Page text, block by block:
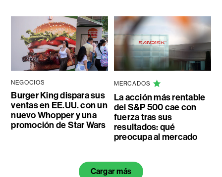
NEGOCIOS
Burger King dispara sus
ventas en EE.UU. con un
nuevo Whopper y una
promoción de Star Wars
MERCADOS
La acción más rentable
del S&P 500 cae con
fuerza tras sus
resultados: qué
preocupa al mercado
Cargar más